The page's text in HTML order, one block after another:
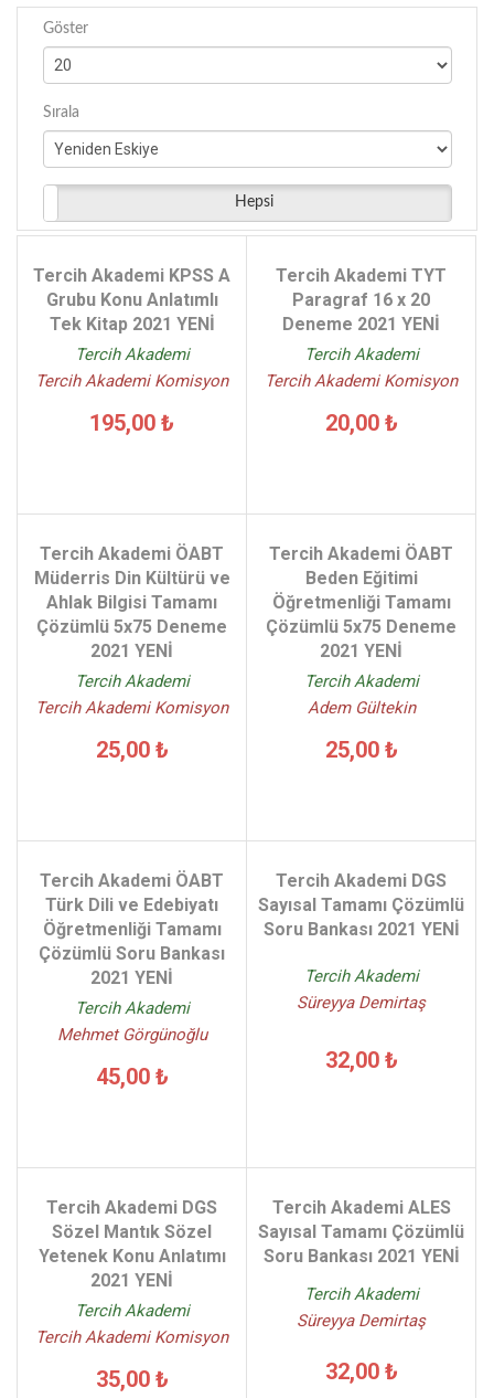
Komisyon - (1)
Mehmet Er - (1)
Göster
Sırala
Hepsi
Tercih Akademi KPSS A
Grubu Konu Anlatımlı
Tek Kitap 2021 YENİ
Tercih Akademi
Tercih Akademi Komisyon
195,00 ₺
Tercih Akademi TYT
Paragraf 16 x 20
Deneme 2021 YENİ
Tercih Akademi
Tercih Akademi Komisyon
20,00 ₺
Tercih Akademi ÖABT
Müderris Din Kültürü ve
Ahlak Bilgisi Tamamı
Çözümlü 5x75 Deneme
2021 YENİ
Tercih Akademi
Tercih Akademi Komisyon
25,00 ₺
Tercih Akademi ÖABT
Beden Eğitimi
Öğretmenliği Tamamı
Çözümlü 5x75 Deneme
2021 YENİ
Tercih Akademi
Adem Gültekin
25,00 ₺
Tercih Akademi ÖABT
Türk Dili ve Edebiyatı
Öğretmenliği Tamamı
Çözümlü Soru Bankası
2021 YENİ
Tercih Akademi
Mehmet Görgünoğlu
45,00 ₺
Tercih Akademi DGS
Sayısal Tamamı Çözümlü
Soru Bankası 2021 YENİ
Tercih Akademi
Süreyya Demirtaş
32,00 ₺
Tercih Akademi DGS
Sözel Mantık Sözel
Yetenek Konu Anlatımı
2021 YENİ
Tercih Akademi
Tercih Akademi Komisyon
35,00 ₺
Tercih Akademi ALES
Sayısal Tamamı Çözümlü
Soru Bankası 2021 YENİ
Tercih Akademi
Süreyya Demirtaş
32,00 ₺